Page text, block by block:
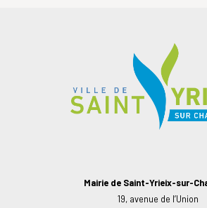
Mairie de Saint-Yrieix-sur-
19, avenue de l’Union